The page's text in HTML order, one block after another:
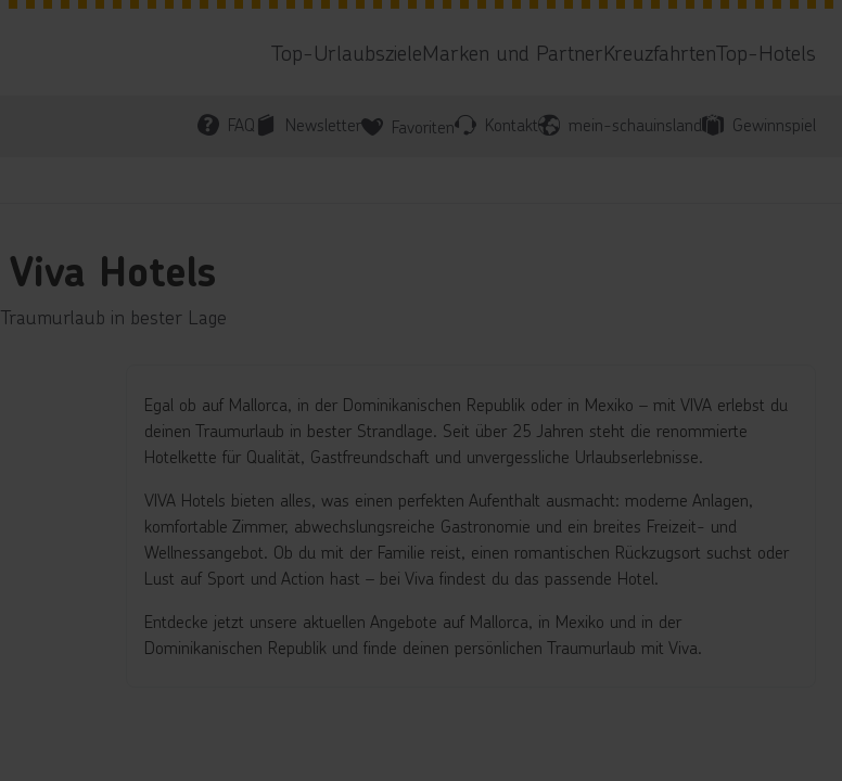
Top-UrlaubszieleMarken und PartnerKreuzfahrtenTop-Hotels
FAQ Newsletter Favoriten Kontakt mein-schauinsland Gewinnspiel
Viva Hotels
Traumurlaub in bester Lage
Egal ob auf Mallorca, in der Dominikanischen Republik oder in Mexiko – mit VIVA erlebst du
deinen Traumurlaub in bester Strandlage. Seit über 25 Jahren steht die renommierte
Hotelkette für Qualität, Gastfreundschaft und unvergessliche Urlaubserlebnisse.
VIVA Hotels bieten alles, was einen perfekten Aufenthalt ausmacht: moderne Anlagen,
komfortable Zimmer, abwechslungsreiche Gastronomie und ein breites Freizeit- und
Wellnessangebot. Ob du mit der Familie reist, einen romantischen Rückzugsort suchst oder
Lust auf Sport und Action hast – bei Viva findest du das passende Hotel.
Entdecke jetzt unsere aktuellen Angebote auf Mallorca, in Mexiko und in der
Dominikanischen Republik und finde deinen persönlichen Traumurlaub mit Viva.